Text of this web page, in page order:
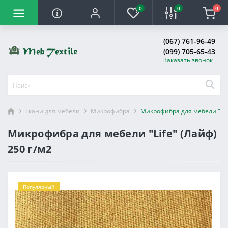
0 0 0
(067) 761-96-49
(099) 705-65-43
Заказать звонок
Ткани для мебели Микрофибра Микрофибра для мебели
Микрофибра для мебели "Life" (Лайф)
250 г/м2
Популярный